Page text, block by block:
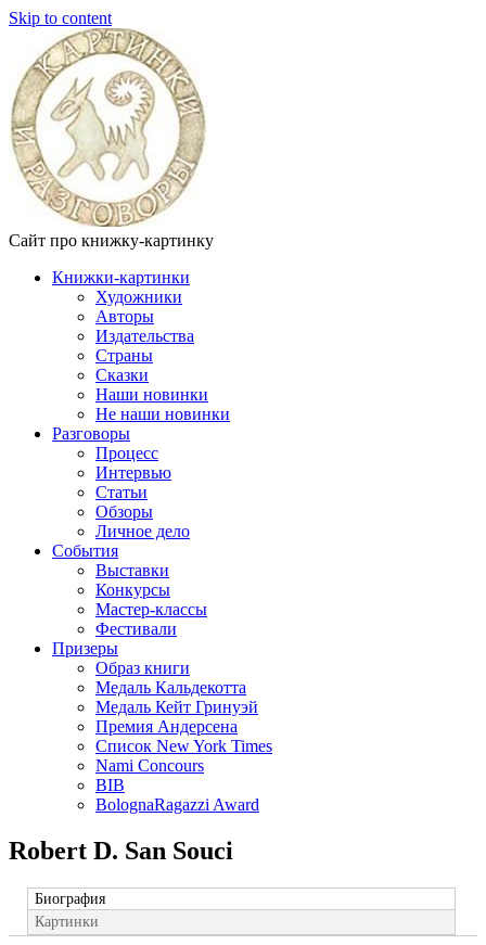
Skip to content
Сайт про книжку-картинку
Книжки-картинки
Художники
Авторы
Издательства
Страны
Сказки
Наши новинки
Не наши новинки
Разговоры
Процесс
Интервью
Статьи
Обзоры
Личное дело
События
Выставки
Конкурсы
Мастер-классы
Фестивали
Призеры
Образ книги
Медаль Кальдекотта
Медаль Кейт Гринуэй
Премия Андерсена
Список New York Times
Nami Concours
BIB
BolognaRagazzi Award
Robert D. San Souci
Биография
Картинки